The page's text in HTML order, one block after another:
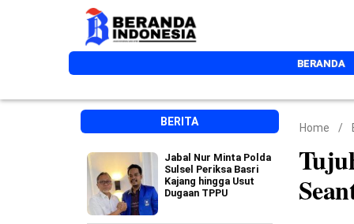
BERANDA
BERITA
Jabal Nur Minta Polda
Sulsel Periksa Basri
Kajang hingga Usut
Dugaan TPPU
Home /